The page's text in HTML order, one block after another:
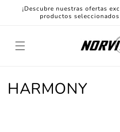
directamente
al contenido
¡Descubre nuestras ofertas
productos
C
HARMONY